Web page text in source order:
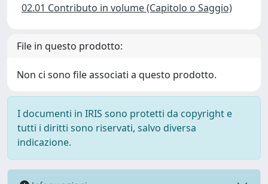
02.01 Contributo in volume (Capitolo o Saggio)
File in questo prodotto:
Non ci sono file associati a questo prodotto.
I documenti in IRIS sono protetti da copyright e
tutti i diritti sono riservati, salvo diversa
indicazione.